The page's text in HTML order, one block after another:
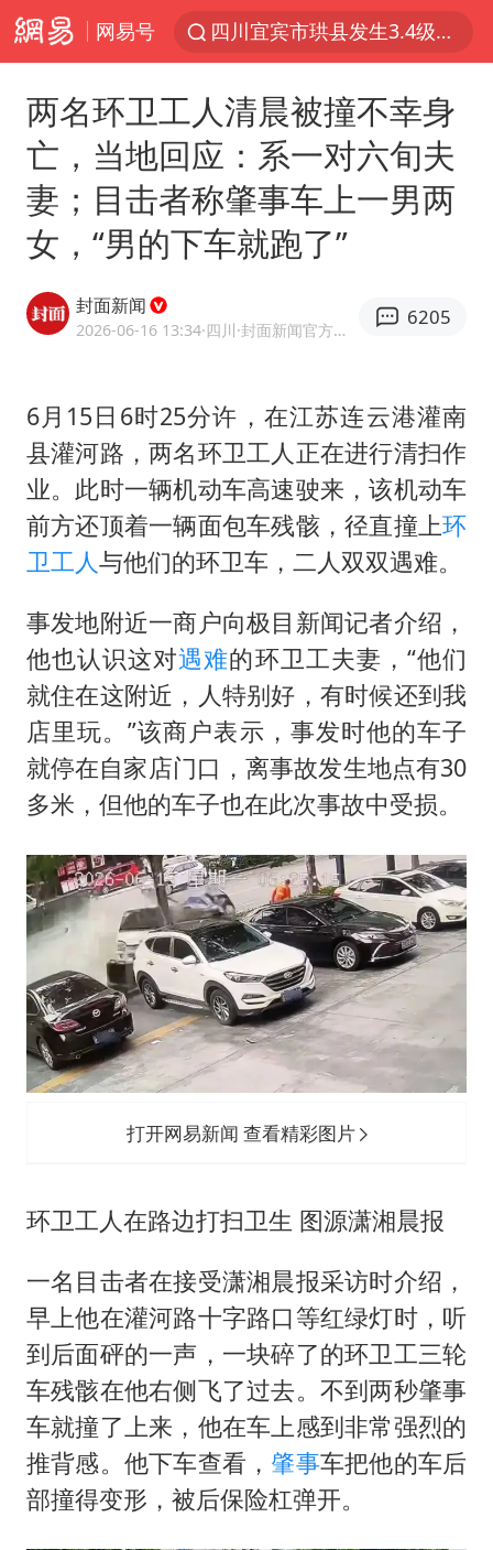
网易号
台风白海豚闭眼浙江上海处于危险半圆
香港宏福苑火灾或由烟头引起
中国父女泰国骑摩托车坠崖1死1伤
浙江台州《告全体市民书》
女子网购名牌包发现是自己丢的那只
女儿为争财产堵门阻挠父亲出殡
万岁山接盘烂尾恒大文旅城
戚薇谈把脸交给AI
习近平心系体育强国建设
两名环卫工人清晨被撞不幸身
亡，当地回应：系一对六旬夫
妻；目击者称肇事车上一男两
女，“男的下车就跑了”
封面新闻
2026-06-16 13:34·四川 ·封面新闻官方网易号
6205
6月15日6时25分许，在江苏连云港灌南
县灌河路，两名环卫工人正在进行清扫作
业。此时一辆机动车高速驶来，该机动车
前方还顶着一辆面包车残骸，径直撞上环
卫工人与他们的环卫车，二人双双遇难。
事发地附近一商户向极目新闻记者介绍，
他也认识这对遇难的环卫工夫妻，“他们
就住在这附近，人特别好，有时候还到我
店里玩。”该商户表示，事发时他的车子
就停在自家店门口，离事故发生地点有30
多米，但他的车子也在此次事故中受损。
打开网易新闻 查看精彩图片
环卫工人在路边打扫卫生 图源潇湘晨报
一名目击者在接受潇湘晨报采访时介绍，
早上他在灌河路十字路口等红绿灯时，听
到后面砰的一声，一块碎了的环卫工三轮
车残骸在他右侧飞了过去。不到两秒肇事
车就撞了上来，他在车上感到非常强烈的
推背感。他下车查看， 肇事车把他的车后
部撞得变形，被后保险杠弹开。